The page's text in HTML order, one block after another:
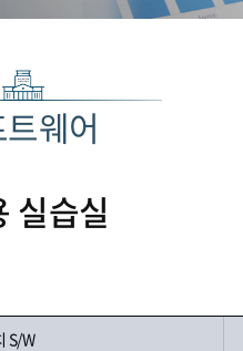
웨어
실습실
S/W